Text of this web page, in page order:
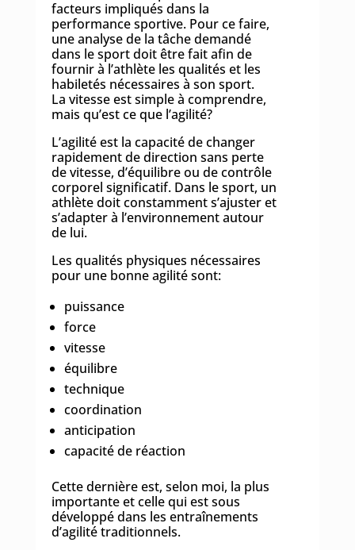
facteurs impliqués dans la
performance sportive. Pour ce faire,
une analyse de la tâche demandé
dans le sport doit être fait afin de
fournir à l’athlète les qualités et les
habiletés nécessaires à son sport.
La vitesse est simple à comprendre,
mais qu’est ce que l’agilité?
L’agilité est la capacité de changer
rapidement de direction sans perte
de vitesse, d’équilibre ou de contrôle
corporel significatif. Dans le sport, un
athlète doit constamment s’ajuster et
s’adapter à l’environnement autour
de lui.
Les qualités physiques nécessaires
pour une bonne agilité sont:
puissance
force
vitesse
équilibre
technique
coordination
anticipation
capacité de réaction
Cette dernière est, selon moi, la plus
importante et celle qui est sous
développé dans les entraînements
d’agilité traditionnels.